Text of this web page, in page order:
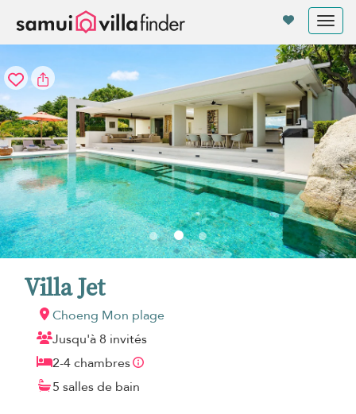
Villa Jet
Choeng Mon plage
Jusqu'à 8 invités
2-4 chambres
5 salles de bain
Vos paramètres de cookies